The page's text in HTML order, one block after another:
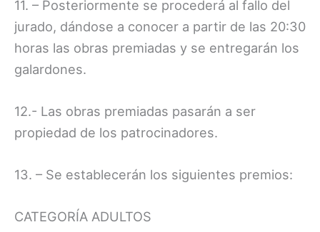
11. – Posteriormente se procederá al fallo del
jurado, dándose a conocer a partir de las 20:30
horas las obras premiadas y se entregarán los
galardones.
12.- Las obras premiadas pasarán a ser
propiedad de los patrocinadores.
13. – Se establecerán los siguientes premios:
CATEGORÍA ADULTOS